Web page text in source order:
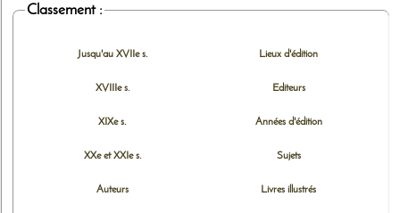
Classement :
Jusqu'au XVIIe s.
XVIIIe s.
XIXe s.
XXe et XXIe s.
Auteurs
Lieux d'édition
Editeurs
Années d'édition
Sujets
Livres illustrés